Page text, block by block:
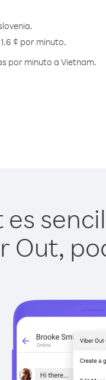
¢ por minuto.
por minuto a Vietnam.
Out,